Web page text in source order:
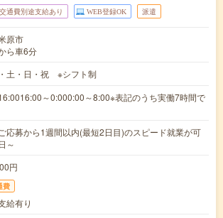
交通費別途支給あり WEB登録OK 派遣
原市
ら車6分
土・日・祝 ※シフト制
～0:000:00～8:00※表記のうち実働7時間で
応募から1週間以内(最短2日目)のスピード就業が可
～
円
費
給有り